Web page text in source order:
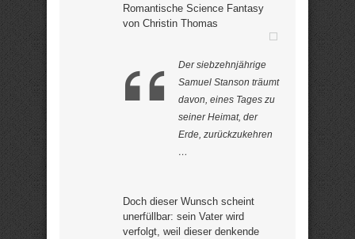
Romantische Science Fantasy
von Christin Thomas
Der siebzehnjährige
Samuel Stanson träumt
davon, eines Tages zu
seiner Heimat, der
Erde, zurückzukehren
…
Doch dieser Wunsch scheint
unerfüllbar: sein Vater wird
verfolgt, weil dieser denkende